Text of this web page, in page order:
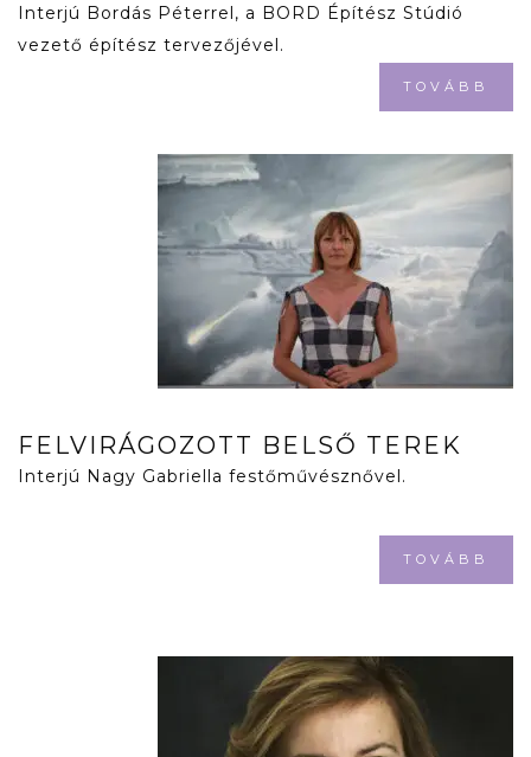
Interjú Bordás Péterrel, a BORD Építész Stúdió
vezető építész tervezőjével.
TOVÁBB
FELVIRÁGOZOTT BELSŐ TEREK
Interjú Nagy Gabriella festőművésznővel.
TOVÁBB